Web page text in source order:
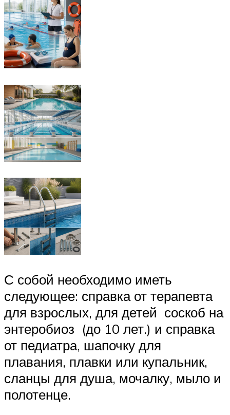
С собой необходимо иметь
следующее: справка от терапевта
для взрослых, для детей соскоб на
энтеробиоз (до 10 лет.) и справка
от педиатра, шапочку для
плавания, плавки или купальник,
сланцы для душа, мочалку, мыло и
полотенце.